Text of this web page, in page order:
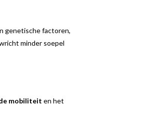
genetische factoren,
minder soepel
mobiliteit en het